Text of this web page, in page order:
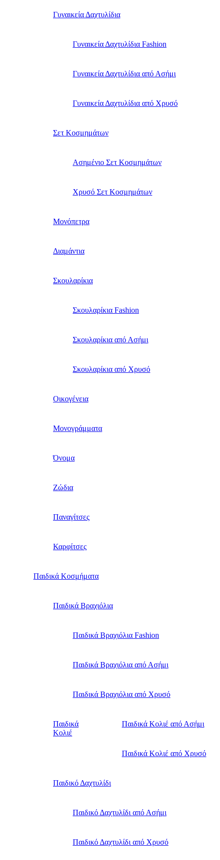
Γυναικεία Δαχτυλίδια
Γυναικεία Δαχτυλίδια Fashion
Γυναικεία Δαχτυλίδια από Ασήμι
Γυναικεία Δαχτυλίδια από Χρυσό
Σετ Κοσμημάτων
Ασημένιο Σετ Κοσμημάτων
Χρυσό Σετ Κοσμημάτων
Μονόπετρα
Διαμάντια
Σκουλαρίκια
Σκουλαρίκια Fashion
Σκουλαρίκια από Ασήμι
Σκουλαρίκια από Χρυσό
Οικογένεια
Μονογράμματα
Όνομα
Ζώδια
Παναγίτσες
Καρφίτσες
Παιδικά Κοσμήματα
Παιδικά Βραχιόλια
Παιδικά Βραχιόλια Fashion
Παιδικά Βραχιόλια από Ασήμι
Παιδικά Βραχιόλια από Χρυσό
Παιδικά
Κολιέ
Παιδικά Κολιέ από Ασήμι
Παιδικά Κολιέ από Χρυσό
Παιδικό Δαχτυλίδι
Παιδικό Δαχτυλίδι από Ασήμι
Παιδικό Δαχτυλίδι από Χρυσό